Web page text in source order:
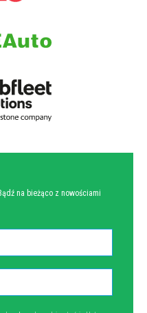
na bieżąco z nowościami